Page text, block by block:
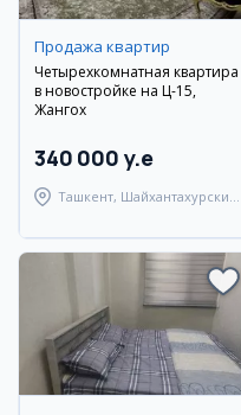
Продажа квартир
Четырехкомнатная квартира
в новостройке на Ц-15,
Жангох
340 000 y.e
Ташкент, Шайхантахурский